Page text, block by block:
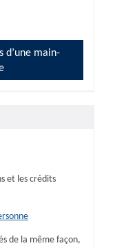
d’une main-
et les crédits
de la même façon,